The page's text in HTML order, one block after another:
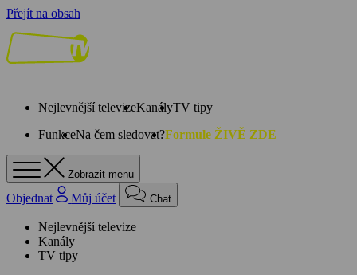
Přejít na obsah
Nejlevnější televizeKanályTV tipy
FunkceNa čem sledovat?Formule ŽIVĚ ZDE
Zobrazit menu
Objednat Můj účet Chat
Nejlevnější televize
Kanály
TV tipy